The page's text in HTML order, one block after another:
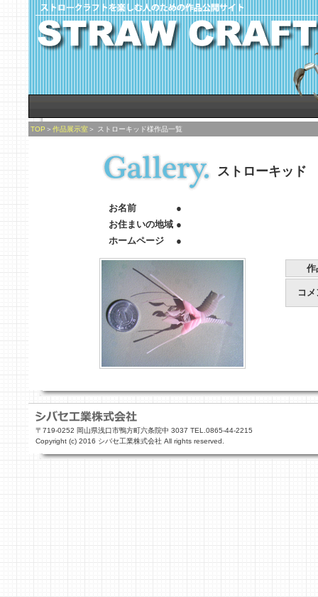
TOP ＞ 作品展示室＞ ストローキッド様作品一覧
ストローキッド
お名前
●
お住まいの地域 ●
ホームページ
●
作
コ
〒719-0252 岡山県浅口市鴨方町六条院中 3037 TEL.0865-44-2215
Copyright (c) 2016 シバセ工業株式会社 All rights reserved.